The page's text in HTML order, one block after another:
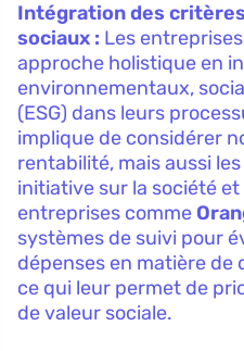
Intégration des
sociaux : Les
approche holistique en
environnementaux,
(ESG) dans leurs
implique de considérer
rentabilité, mais aussi
initiative sur la société et
entreprises comme
systèmes de suivi pour
dépenses en matière
ce qui leur permet de
de valeur sociale.